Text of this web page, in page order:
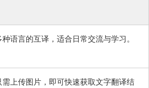
语言的互译，适合日常交流与学习。
需上传图片，即可快速获取文字翻译结